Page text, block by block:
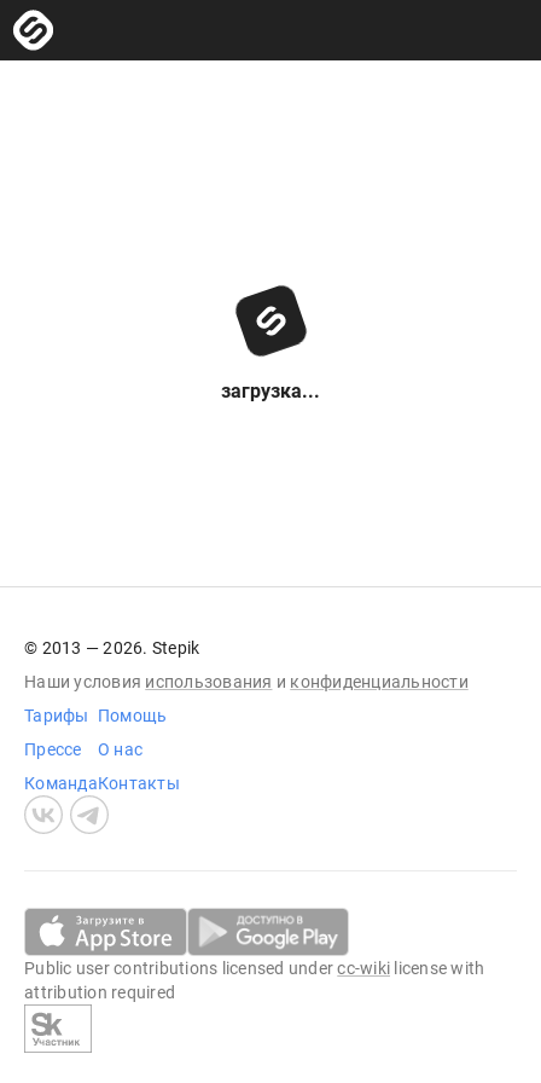
загрузка...
© 2013 — 2026. Stepik
Наши условия использования и конфиденциальности
Тарифы
Прессе
Команда
Помощь
О нас
Контакты
Public user contributions licensed undercc-wiki license with
attribution required